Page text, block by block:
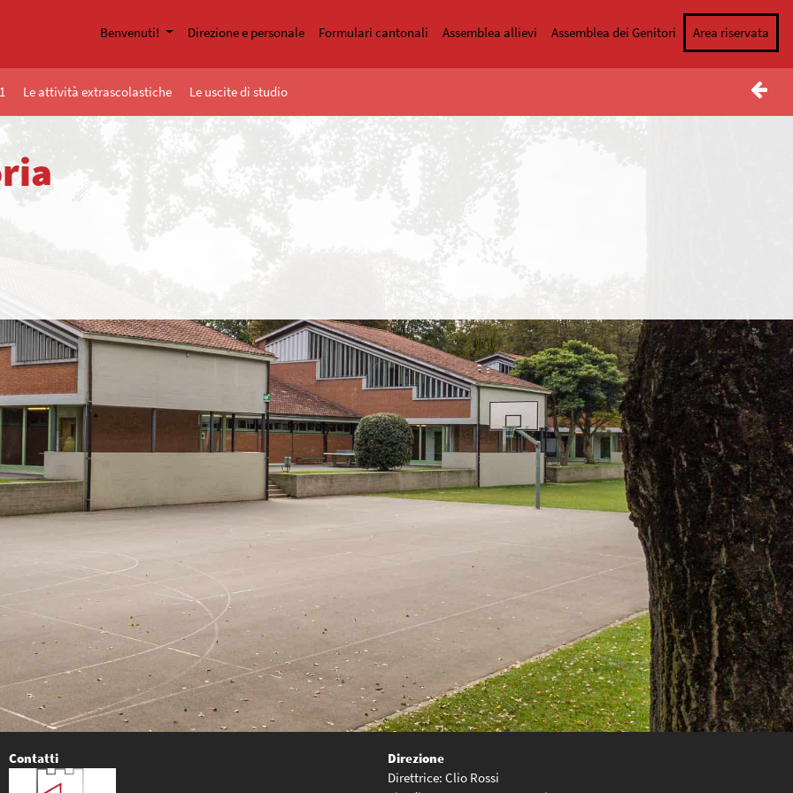
Benvenuti! Direzione e personale Formulari cantonali Assemblea allievi Assemblea dei Genitori Area riservata
Le attività extrascolastiche Le uscite di studio
Contatti
Direzione
Direttrice: Clio Rossi